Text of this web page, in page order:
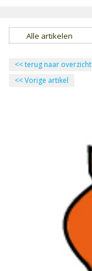
Alle artikelen
<<terug naar overzicht
<<Vorige artikel